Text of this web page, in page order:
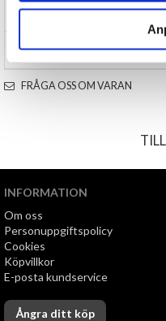
RECENSIONER (0)
TIPSA
FRÅGA OSS OM VARAN
INFORMATION
Om oss
Personuppgiftspolicy
Cookies
Köpvillkor
E-posta kundservice
Ångra ditt köp